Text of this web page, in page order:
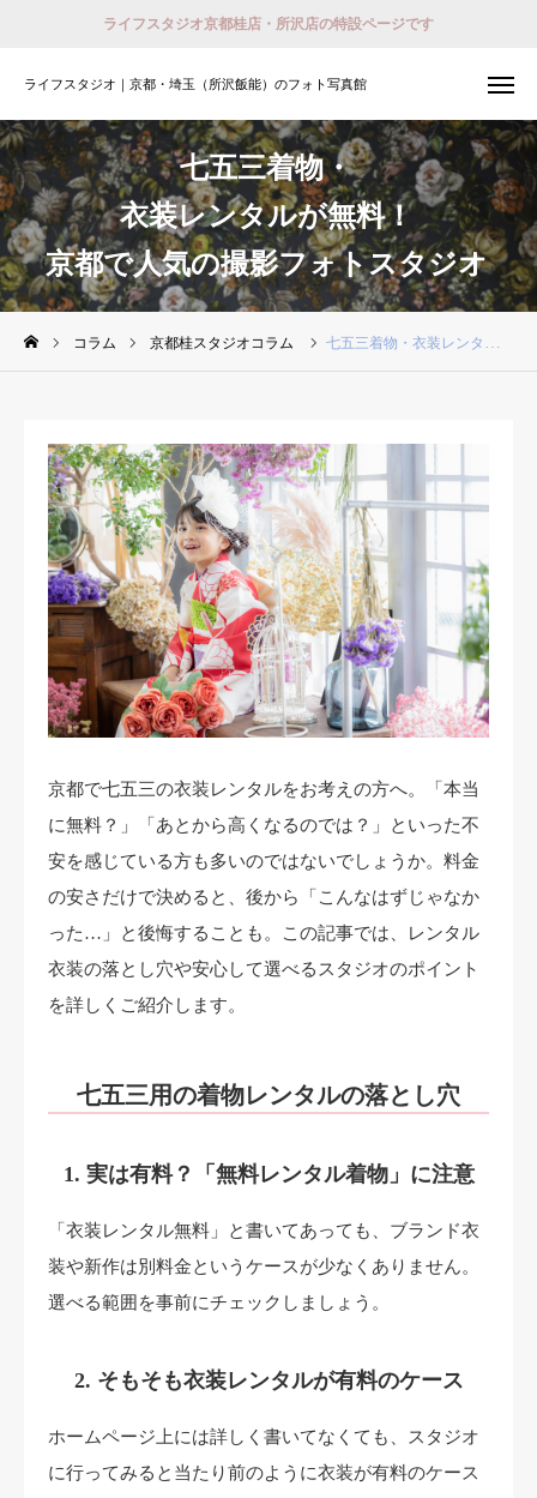
ライフスタジオ京都桂店・所沢店の特設ページです
ライフスタジオ｜京都・埼玉（所沢飯能）のフォト写真館
七五三着物・
衣装レンタルが無料！
京都で人気の撮影フォトスタジオ
コラム 京都桂スタジオコラム 七五三着物・衣装レンタルが無料！京都で人気の撮影フォトスタジオ
京都で七五三の衣装レンタルをお考えの方へ。
「本当
に無料？」「あとから高くなるのでは？」といった不
安を感じている方も多いのではないでしょうか。料金
の安さだけで決めると、後から「こんなはずじゃなか
った…」と後悔することも。この記事では、レンタル
衣装の落とし穴や安心して選べるスタジオのポイント
を詳しくご紹介します。
七五三用の着物レンタルの落とし穴
1. 実は有料？「無料レンタル着物」に注意
「衣装レンタル無料」と書いてあっても、ブランド衣
装や新作は別料金というケースが少なくありません。
選べる範囲を事前にチェックしましょう。
2. そもそも衣装レンタルが有料のケース
ホームページ上には詳しく書いてなくても、スタジオ
に行ってみると当たり前のように衣装が有料のケース
ライフスタジオ｜京都・埼玉（所沢飯能）のフォト写真館
撮影予約 会員登録 （ログイン）
おでかけ着物レンタル
ホーム
店舗紹介
撮影予約
衣装
キャンペーン
アクセス
おでかけ着物レンタル